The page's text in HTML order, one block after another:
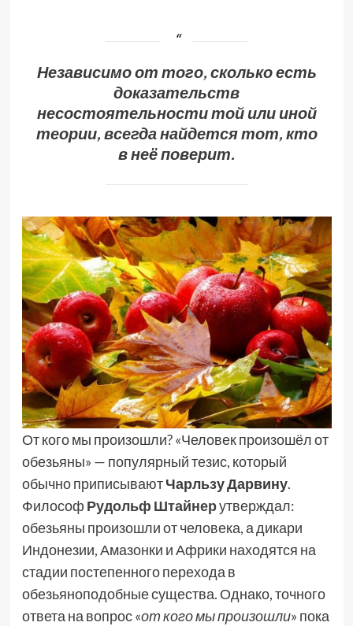
Независимо от того, сколько есть
доказательств
несостоятельности той или иной
теории, всегда найдется тот, кто
в неё поверит.
От кого мы произошли? «Человек произошёл от
обезьяны» — популярный тезис, который
обычно приписываютЧарльзу Дарвину.
Философ Рудольф Штайнерутверждал:
обезьяны произошли от человека, а дикари
Индонезии, Амазонки и Африки находятся на
стадии постепенного перехода в
обезьяноподобные существа. Однако, точного
ответа на вопрос «от кого мы произошли» пока